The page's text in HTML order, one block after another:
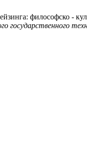
философско -
государственного